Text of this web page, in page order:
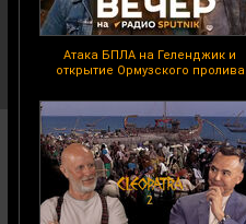
Атака БПЛА на Геленджик и
открытие Ормузского пролива